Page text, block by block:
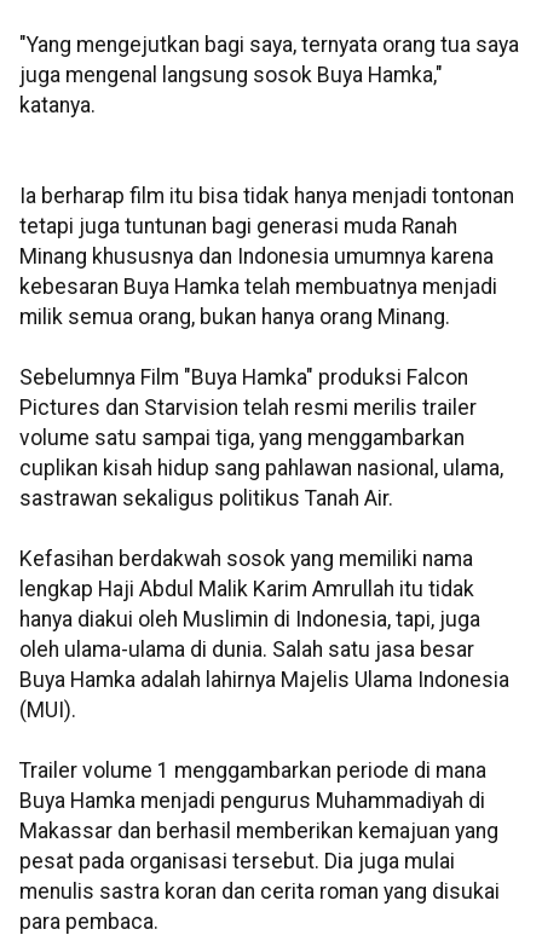
"Yang mengejutkan bagi saya, ternyata orang tua saya
juga mengenal langsung sosok Buya Hamka,"
katanya.
Ia berharap film itu bisa tidak hanya menjadi tontonan
tetapi juga tuntunan bagi generasi muda Ranah
Minang khususnya dan Indonesia umumnya karena
kebesaran Buya Hamka telah membuatnya menjadi
milik semua orang, bukan hanya orang Minang.
Sebelumnya Film "Buya Hamka" produksi Falcon
Pictures dan Starvision telah resmi merilis trailer
volume satu sampai tiga, yang menggambarkan
cuplikan kisah hidup sang pahlawan nasional, ulama,
sastrawan sekaligus politikus Tanah Air.
Kefasihan berdakwah sosok yang memiliki nama
lengkap Haji Abdul Malik Karim Amrullah itu tidak
hanya diakui oleh Muslimin di Indonesia, tapi, juga
oleh ulama-ulama di dunia. Salah satu jasa besar
Buya Hamka adalah lahirnya Majelis Ulama Indonesia
(MUI).
Trailer volume 1 menggambarkan periode di mana
Buya Hamka menjadi pengurus Muhammadiyah di
Makassar dan berhasil memberikan kemajuan yang
pesat pada organisasi tersebut. Dia juga mulai
menulis sastra koran dan cerita roman yang disukai
para pembaca.